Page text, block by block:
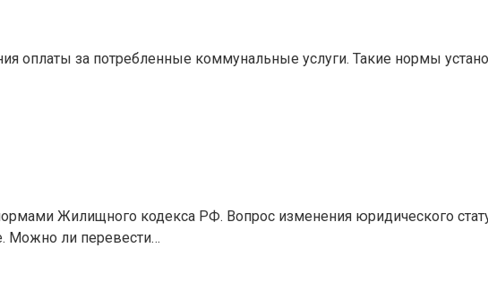
оплаты за потребленные коммунальные услуги. Такие нормы
Жилищного кодекса РФ. Вопрос изменения юридического
Можно ли перевести…